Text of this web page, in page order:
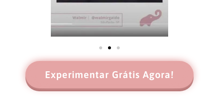
Experimentar Grátis Agora!